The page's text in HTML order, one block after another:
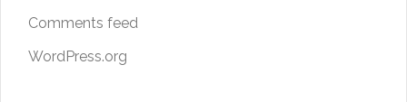
Comments feed
WordPress.org